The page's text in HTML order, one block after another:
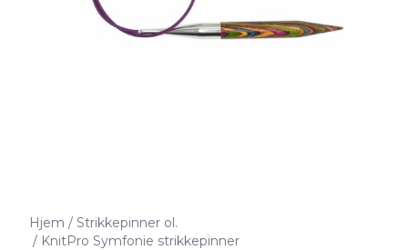
Hjem / Strikkepinner ol.
/ KnitPro Symfonie strikkepinner